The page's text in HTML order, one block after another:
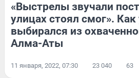
«Выстрелы звучали
улицах стоял смог». Как
выбирался из
Алма-Аты
11 января, 2022, 07:30 23 040 63